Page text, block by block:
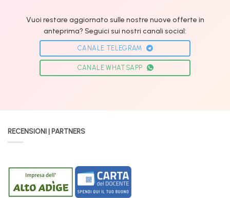
Vuoi restare aggiornato sulle nostre nuove offerte in
anteprima? Seguici sui nostri canali social:
CANALE TELEGRAM
CANALE WHATSAPP
RECENSIONI | PARTNERS